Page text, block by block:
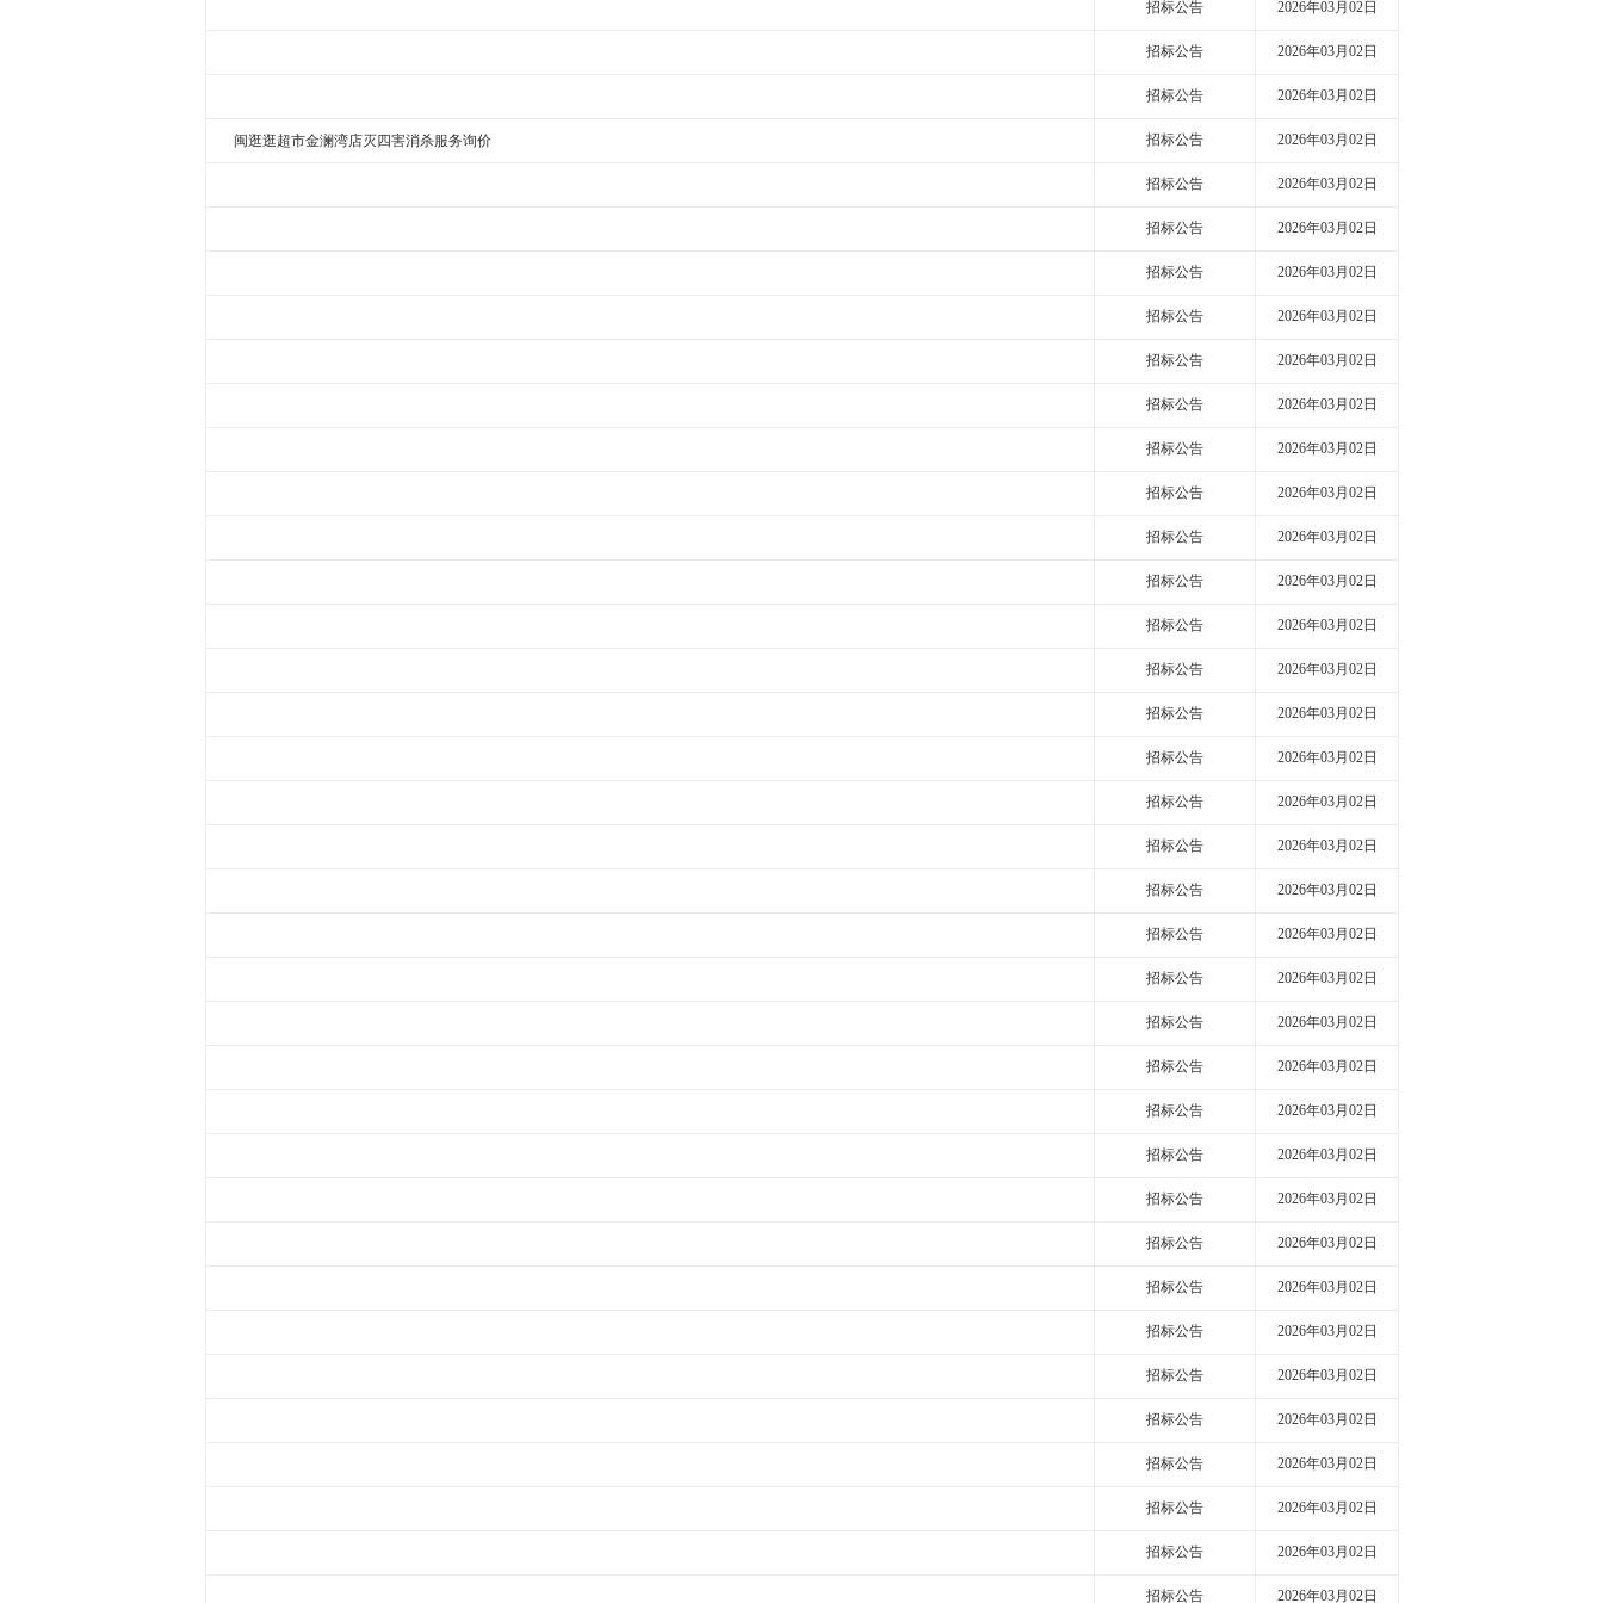
招标公告 2026年03月02日
招标公告 2026年03月02日
招标公告 2026年03月02日
闽逛逛超市金澜湾店灭四害消杀服务询价 招标公告 2026年03月02日
招标公告 2026年03月02日
招标公告 2026年03月02日
招标公告 2026年03月02日
招标公告 2026年03月02日
招标公告 2026年03月02日
招标公告 2026年03月02日
招标公告 2026年03月02日
招标公告 2026年03月02日
招标公告 2026年03月02日
招标公告 2026年03月02日
招标公告 2026年03月02日
招标公告 2026年03月02日
招标公告 2026年03月02日
招标公告 2026年03月02日
招标公告 2026年03月02日
招标公告 2026年03月02日
招标公告 2026年03月02日
招标公告 2026年03月02日
招标公告 2026年03月02日
招标公告 2026年03月02日
招标公告 2026年03月02日
招标公告 2026年03月02日
招标公告 2026年03月02日
招标公告 2026年03月02日
招标公告 2026年03月02日
招标公告 2026年03月02日
招标公告 2026年03月02日
招标公告 2026年03月02日
招标公告 2026年03月02日
招标公告 2026年03月02日
招标公告 2026年03月02日
招标公告 2026年03月02日
招标公告 2026年03月02日